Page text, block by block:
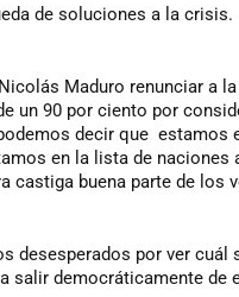
de soluciones a la
Maduro renunciar a
un 90 por ciento por
decir que estamos
en la lista de naciones
castiga buena parte de los
desesperados por ver cuál
salir democráticamente de